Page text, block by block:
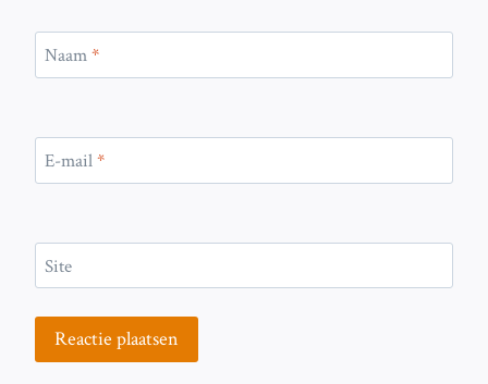
Naam*
E-mail*
Site